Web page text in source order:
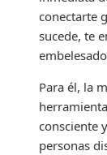
conectarte
sucede, te
Para él, la
consciente
personas